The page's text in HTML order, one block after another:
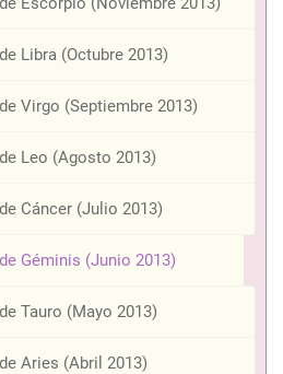
Libra (Octubre 2013)
Virgo (Septiembre 2013)
Leo (Agosto 2013)
Cáncer (Julio 2013)
Géminis (Junio 2013)
Tauro (Mayo 2013)
Aries (Abril 2013)